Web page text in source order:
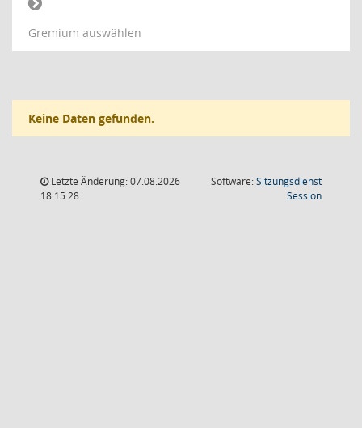
Gremium auswählen
Keine Daten gefunden.
Letzte Änderung: 07.08.2026
18:15:28
Software:Sitzungsdienst
Session(Wird in